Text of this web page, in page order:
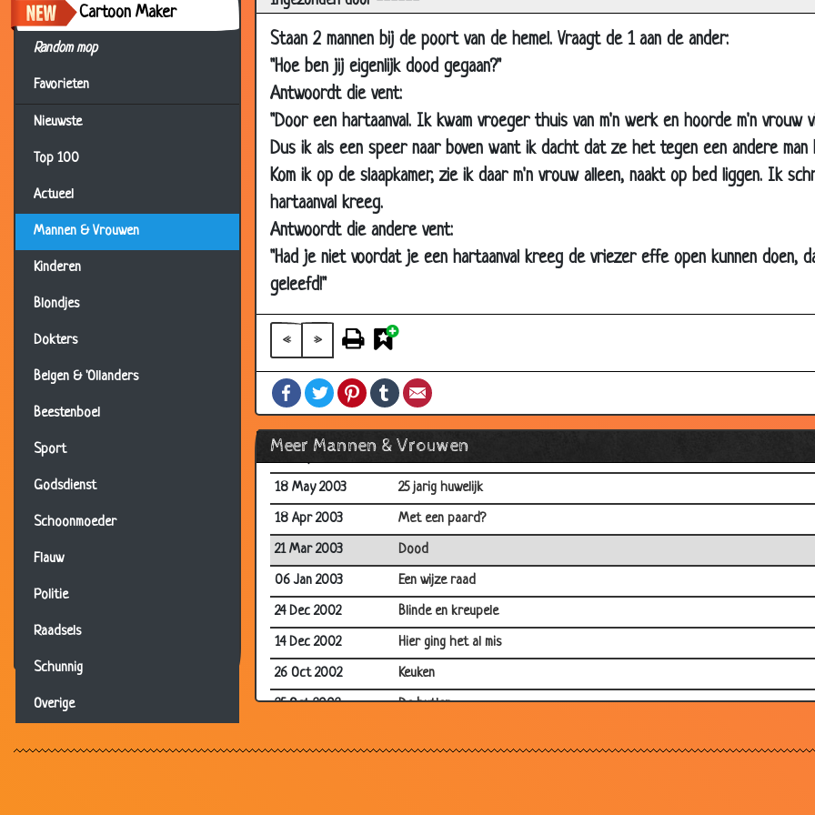
Cartoon Maker
Random mop
Favorieten
Nieuwste
Top 100
Actueel
Mannen & Vrouwen
Kinderen
Blondjes
Dokters
Belgen & 'Ollanders
Beestenboel
Sport
Godsdienst
Schoonmoeder
Flauw
Politie
Raadsels
Schunnig
Overige
Staan 2 mannen bij de poort van de hemel. Vraagt de 1 aan de ander:
"Hoe ben jij eigenlijk dood gegaan?"
Antwoordt die vent:
"Door een hartaanval. Ik kwam vroeger thuis van m'n werk en hoorde m'n vrouw
Dus ik als een speer naar boven want ik dacht dat ze het tegen een andere man
Kom ik op de slaapkamer, zie ik daar m'n vrouw alleen, naakt op bed liggen. Ik
hartaanval kreeg.
Antwoordt die andere vent:
"Had je niet voordat je een hartaanval kreeg de vriezer effe open kunnen doen,
geleefd!"
« »
FacebookTwitterPinterestTumblr
Meer Mannen & Vrouwen
31 Mar 2006
Twee kansen
31 Mar 2006
CIA
23 Mar 2006
Coma
17 Mar 2006
WK-Finale
17 Mar 2006
Meisjes en eekhoorns
23 Nov 2003
28 Oct 2003
Oogkontakt
13 Sep 2003
Loterij
19 Jul 2003
Examen FBI
01 Jul 2003
Slapenloze nacht
07 Jun 2003
Wolken
18 May 2003
25 jarig huwelijk
18 Apr 2003
Met een paard?
21 Mar 2003
Dood
06 Jan 2003
Een wijze raad
24 Dec 2002
Blinde en kreupele
14 Dec 2002
Hier ging het al mis
26 Oct 2002
Keuken
25 Oct 2002
De butler